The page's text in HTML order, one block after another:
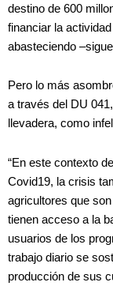
destino de 600
financiar la
abasteciendo
Pero lo más
a través del DU
llevadera, como
“En este contexto
Covid19, la crisis
agricultores que
tienen acceso a la
usuarios de los
trabajo diario se
producción de sus